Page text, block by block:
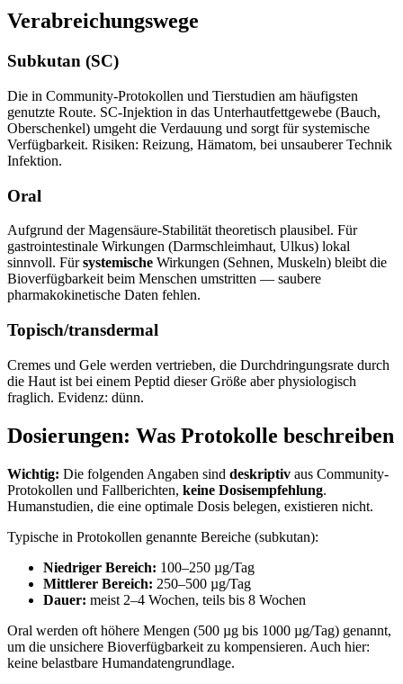
Verabreichungswege
Subkutan (SC)
Die in Community-Protokollen und Tierstudien am häufigsten
genutzte Route. SC-Injektion in das Unterhautfettgewebe (Bauch,
Oberschenkel) umgeht die Verdauung und sorgt für systemische
Verfügbarkeit. Risiken: Reizung, Hämatom, bei unsauberer Technik
Infektion.
Oral
Aufgrund der Magensäure-Stabilität theoretisch plausibel. Für
gastrointestinale Wirkungen (Darmschleimhaut, Ulkus) lokal
sinnvoll. Fürsystemische Wirkungen (Sehnen, Muskeln) bleibt die
Bioverfügbarkeit beim Menschen umstritten — saubere
pharmakokinetische Daten fehlen.
Topisch/transdermal
Cremes und Gele werden vertrieben, die Durchdringungsrate durch
die Haut ist bei einem Peptid dieser Größe aber physiologisch
fraglich. Evidenz: dünn.
Dosierungen: Was Protokolle beschreiben
Wichtig: Die folgenden Angaben sind deskriptiv aus Community-
Protokollen und Fallberichten, keine Dosisempfehlung.
Humanstudien, die eine optimale Dosis belegen, existieren nicht.
Typische in Protokollen genannte Bereiche (subkutan):
Niedriger Bereich: 100–250 µg/Tag
Mittlerer Bereich: 250–500 µg/Tag
Dauer: meist 2–4 Wochen, teils bis 8 Wochen
Oral werden oft höhere Mengen (500 µg bis 1000 µg/Tag) genannt,
um die unsichere Bioverfügbarkeit zu kompensieren. Auch hier:
keine belastbare Humandatengrundlage.